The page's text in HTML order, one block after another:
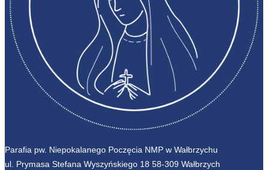
Parafia pw. Niepokalanego Poczęcia NMP w Wałbrzychu
ul. Prymasa Stefana Wyszyńskiego 18 58-309 Wałbrzych